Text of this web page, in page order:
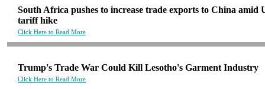
South Africa pushes to increase trade exports to China amid
tariff hike
Click Here to Read More
Trump's Trade War Could Kill Lesotho's Garment Industry
Click Here to Read More